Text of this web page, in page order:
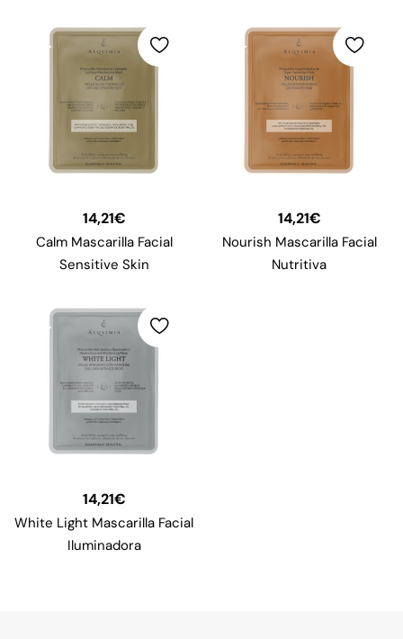
14,21€
Calm Mascarilla Facial
Sensitive Skin
14,21€
Nourish Mascarilla Facial
Nutritiva
14,21€
White Light Mascarilla Facial
Iluminadora